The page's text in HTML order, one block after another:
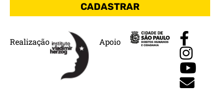
Realização Apoio
CADASTRAR